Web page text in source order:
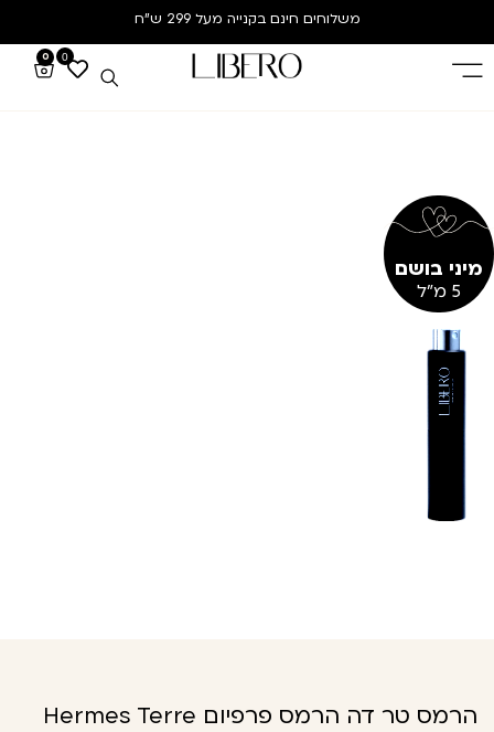
משלוחים חינם בקנייה מעל 299 ש”ח
0
0
מיני בושם
5 מ"ל
הרמס טר דה הרמס פרפיום Hermes Terre